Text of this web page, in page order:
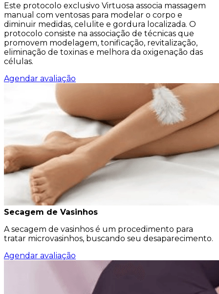
Este protocolo exclusivo Virtuosa associa massagem
manual com ventosas para modelar o corpo e
diminuir medidas, celulite e gordura localizada. O
protocolo consiste na associação de técnicas que
promovem modelagem, tonificação, revitalização,
eliminação de toxinas e melhora da oxigenação das
células.
Agendar avaliação
Secagem de Vasinhos
A secagem de vasinhos é um procedimento para
tratar microvasinhos, buscando seu desaparecimento.
Agendar avaliação